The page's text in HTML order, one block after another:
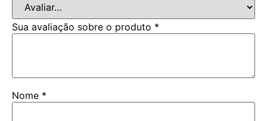
Sua avaliação sobre o produto *
Nome *